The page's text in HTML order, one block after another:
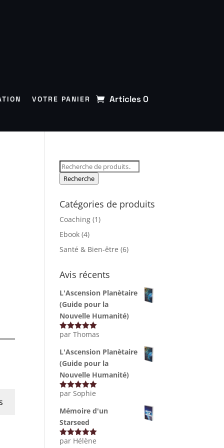
VOTRE PANIER Articles 0
Recherche
pour :
Recherche
Catégories de produits
Coaching (1)
Ebook (4)
Santé & Bien-être (6)
Avis récents
L'Ascension Planètaire
(Guide pour la
Nouvelle Humanité)
Note 5sur
par Thomas
L'Ascension Planètaire
(Guide pour la
Nouvelle Humanité)
Note5sur
par Sophie
Mémoire d'un
Starseed
Note5sur
par Hélène